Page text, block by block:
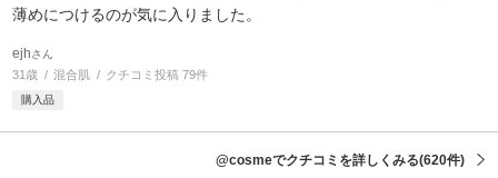
薄めにつけるのが気に入りました。
ejhさん
31歳 混合肌 クチコミ投稿 79件
購入品
@cosmeでクチコミを詳しくみる(620件)